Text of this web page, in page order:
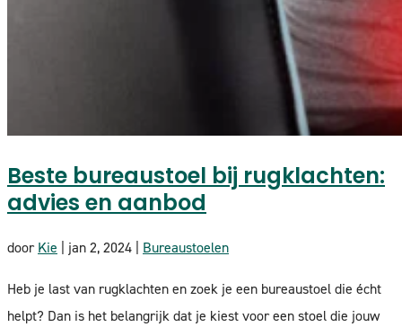
Beste bureaustoel bij rugklachten:
advies en aanbod
doorKie | jan 2, 2024 | Bureaustoelen
Heb je last van rugklachten en zoek je een bureaustoel die écht
helpt? Dan is het belangrijk dat je kiest voor een stoel die jouw